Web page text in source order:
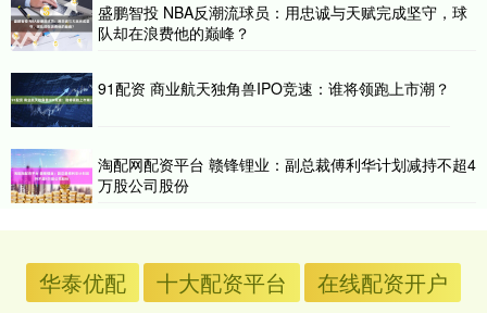
盛鹏智投 NBA反潮流球员：用忠诚与天赋完成坚守，球
队却在浪费他的巅峰？
91配资 商业航天独角兽IPO竞速：谁将领跑上市潮？
淘配网配资平台 赣锋锂业：副总裁傅利华计划减持不超4
万股公司股份
华泰优配 十大配资平台 在线配资开户